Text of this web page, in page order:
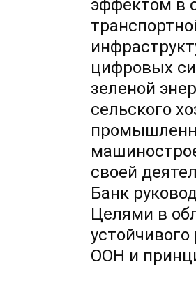
эффектом в
цифровых
зеленой
сельского
своей
Банк
Целями в
устойчивого
ООН и